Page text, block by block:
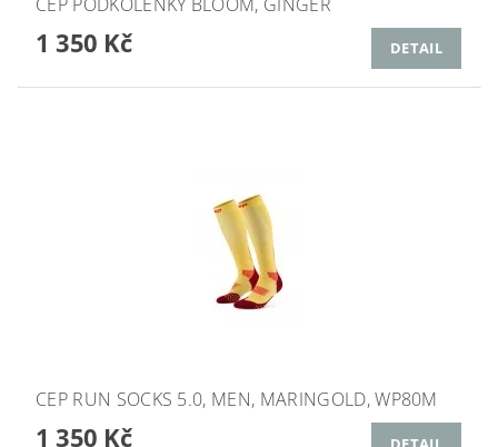
1 350 Kč DETAIL
CEP RUN SOCKS 5.0, MEN, MARINGOLD, WP80M
1 350 Kč